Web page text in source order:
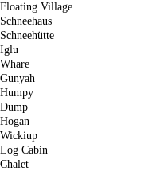
Floating Village
Schneehaus
Schneehütte
Iglu
Whare
Gunyah
Humpy
Dump
Hogan
Wickiup
Log Cabin
Chalet